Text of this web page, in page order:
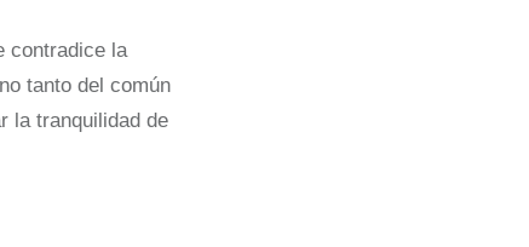
contradice la
tanto del común
la tranquilidad de